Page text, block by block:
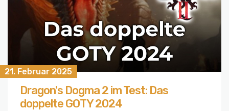
21. Februar 2025
Dragon's Dogma 2 im Test: Das
doppelte GOTY 2024